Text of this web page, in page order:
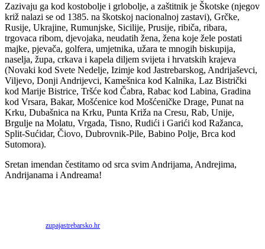
Zazivaju ga kod kostobolje i grlobolje, a zaštitnik je Škotske (njegov
križ nalazi se od 1385. na škotskoj nacionalnoj zastavi), Grčke,
Rusije, Ukrajine, Rumunjske, Sicilije, Prusije, ribiča, ribara,
trgovaca ribom, djevojaka, neudatih žena, žena koje žele postati
majke, pjevača, golfera, umjetnika, užara te mnogih biskupija,
naselja, župa, crkava i kapela diljem svijeta i hrvatskih krajeva
(Novaki kod Svete Nedelje, Izimje kod Jastrebarskog, Andrijaševci,
Viljevo, Donji Andrijevci, Kamešnica kod Kalnika, Laz Bistrički
kod Marije Bistrice, Tršće kod Čabra, Rabac kod Labina, Gradina
kod Vrsara, Bakar, Mošćenice kod Mošćeničke Drage, Punat na
Krku, Dubašnica na Krku, Punta Križa na Cresu, Rab, Unije,
Brgulje na Molatu, Vrgada, Tisno, Rudići i Garići kod Ražanca,
Split-Sućidar, Čiovo, Dubrovnik-Pile, Babino Polje, Brca kod
Sutomora).
Sretan imendan čestitamo od srca svim Andrijama, Andrejima,
Andrijanama i Andreama!
Izvor:zupajastrebarsko.hr